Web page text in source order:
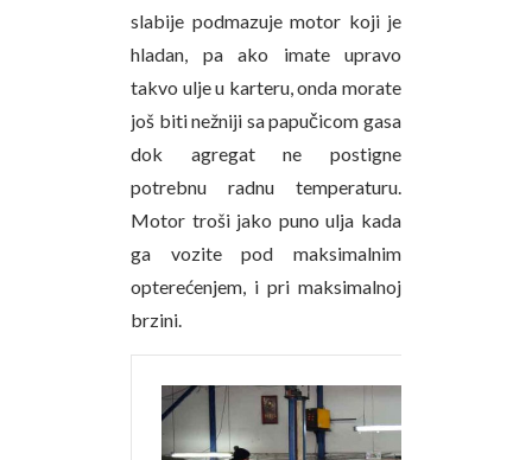
slabije podmazuje motor koji je
hladan, pa ako imate upravo
takvo ulje u karteru, onda morate
još biti nežniji sa papučicom gasa
dok agregat ne postigne
potrebnu radnu temperaturu.
Motor troši jako puno ulja kada
ga vozite pod maksimalnim
opterećenjem, i pri maksimalnoj
brzini.